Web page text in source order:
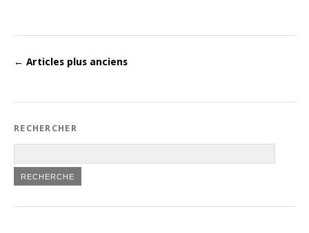
← Articles plus anciens
RECHERCHER